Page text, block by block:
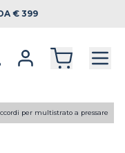
€ 399
per multistrato a pressare